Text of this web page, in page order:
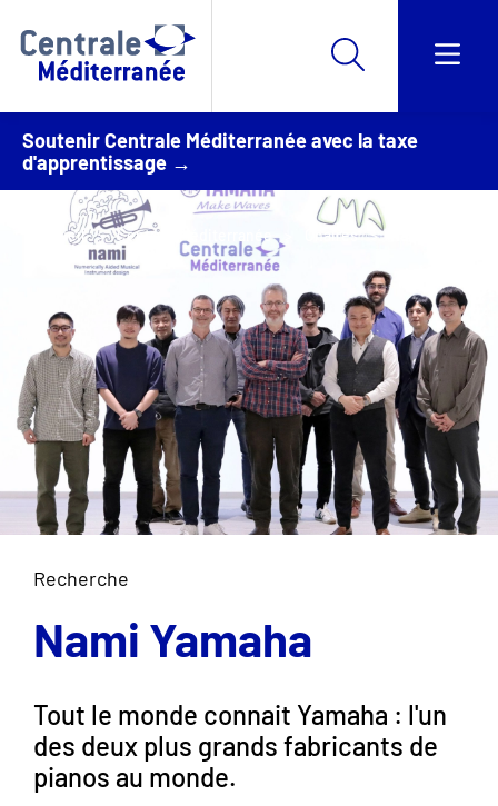
Soutenir Centrale Méditerranée avec la taxe
d'apprentissage →
Accueil Centrale Méditerranée Chaires
Yamaha
Recherche
Nami Yamaha
Tout le monde connait Yamaha : l'un
des deux plus grands fabricants de
pianos au monde.